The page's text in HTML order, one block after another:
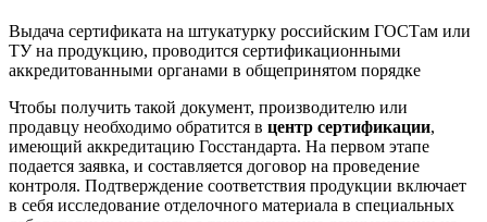
Выдача сертификата на штукатурку российским ГОСТам или
ТУ на продукцию, проводится сертификационными
аккредитованными органами в общепринятом порядке
Чтобы получить такой документ, производителю или
продавцу необходимо обратится в центр сертификации,
имеющий аккредитацию Госстандарта. На первом этапе
подается заявка, и составляется договор на проведение
контроля. Подтверждение соответствия продукции включает
в себя исследование отделочного материала в специальных